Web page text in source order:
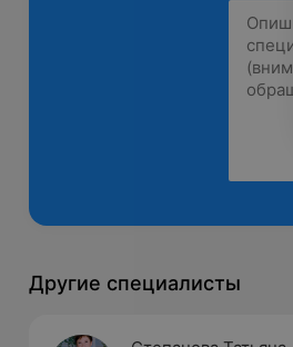
Другие специалисты